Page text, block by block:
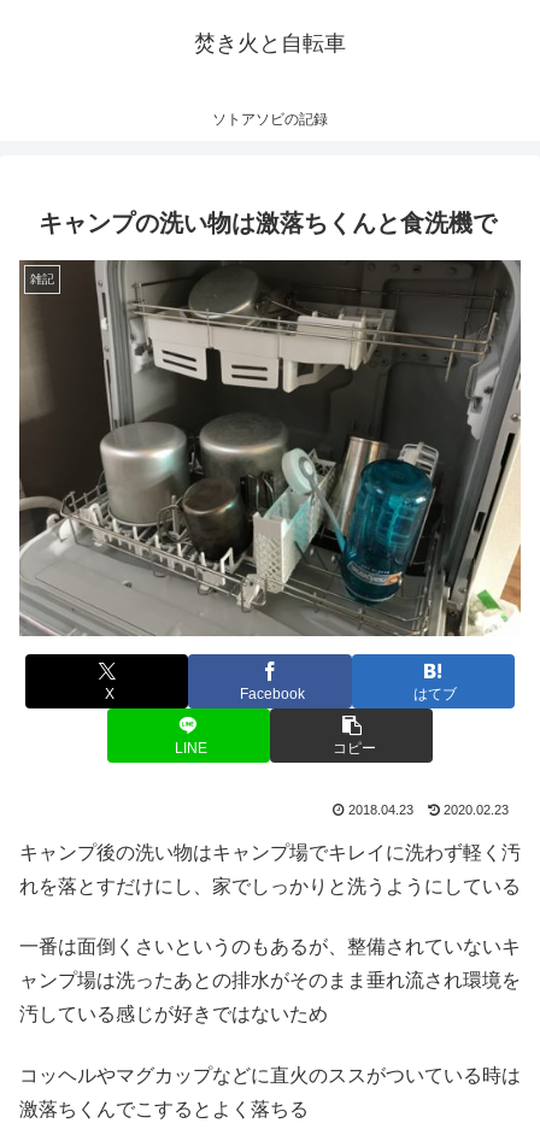
焚き火と自転車
ソトアソビの記録
キャンプの洗い物は激落ちくんと食洗機で
雑記
X Facebook はてブ
LINE コピー
2018.04.23 2020.02.23
キャンプ後の洗い物はキャンプ場でキレイに洗わず軽く汚
れを落とすだけにし、家でしっかりと洗うようにしている
一番は面倒くさいというのもあるが、整備されていないキ
ャンプ場は洗ったあとの排水がそのまま垂れ流され環境を
汚している感じが好きではないため
コッヘルやマグカップなどに直火のススがついている時は
激落ちくんでこするとよく落ちる